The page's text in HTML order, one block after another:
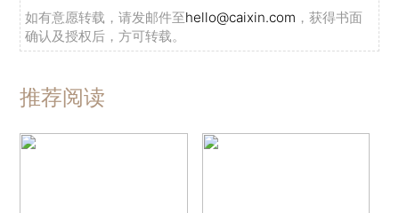
如有意愿转载，请发邮件至hello@caixin.com ，获得书面
确认及授权后，方可转载。
推荐阅读